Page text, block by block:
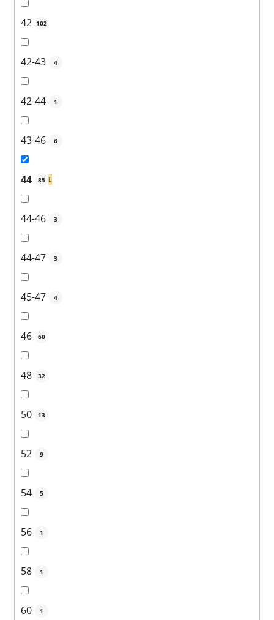
42 102
42-43 4
42-44 1
43-46 6
44 85
44-46 3
44-47 3
45-47 4
46 60
48 32
50 13
52 9
54 5
56 1
58 1
60 1